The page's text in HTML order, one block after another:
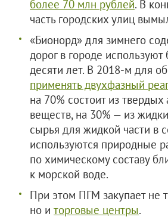
более 70 млн рублей. В
часть городских улиц
«Бионорд» для зимнего
дорог в городе
десяти лет. В 2018-м для
применять двухфазный
на 70% состоит из твердых
веществ, на 30% — из
сырья для жидкой части в
используются природные
по химическому составу
к морской воде.
При этом ПГМ закупает не
но и торговые центры.